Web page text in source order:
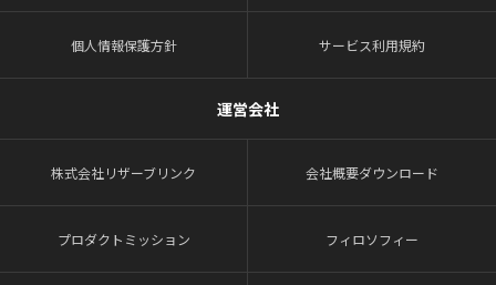
個人情報保護方針 サービス利用規約
運営会社
株式会社リザーブリンク 会社概要ダウンロード
プロダクトミッション フィロソフィー